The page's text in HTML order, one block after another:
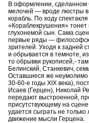
В оформлении, сделанном
мелочей — вроде люстры
корабль. По ходу
«Кораблекрушения» тонет
глухонемой сын. Сама
первые ряды —
зрителей. Уходя к задней
и обрывается в темноте,
то обрывки рукописей,-
Белинский, Станкевич,
Оставшиеся же
30-60-е годы ХIХ века),
Исаев (Герцен), Николай
передают выстроенной,
присутствующему на
удается сыграть не
движение мысли Герцена.